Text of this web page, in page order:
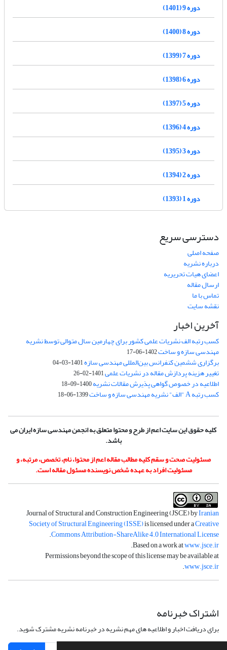
دوره 9 (1401)
دوره 8 (1400)
دوره 7 (1399)
دوره 6 (1398)
دوره 5 (1397)
دوره 4 (1396)
دوره 3 (1395)
دوره 2 (1394)
دوره 1 (1393)
دسترسی سریع
صفحه اصلی
درباره نشریه
اعضای هیات تحریریه
ارسال مقاله
تماس با ما
نقشه سایت
آخرین اخبار
کسب رتبه الف نشریات علمی کشور برای چهارمین سال متوالی توسط نشریه
مهندسی سازه و ساخت1402-06-17
برگزاری ششمین کنفرانس بین‌المللی مهندسی سازه1401-03-04
تغییر هزینه پردازش مقاله در نشریات علمی1401-02-26
اطلاعیه در خصوص گواهی پذیرش مقالات نشریه1400-09-18
کسب رتبه A "الف" نشریه مهندسی سازه و ساخت 1399-06-18
کلیه حقوق این سایت اعم از طرح و محتوا متعلق به انجمن مهندسی سازه ایران می
باشد.
مسئولیت صحت و سقم کلیه مطالب مقاله اعم از محتوا، نام، تخصص، مرتبه، و
مسئولیت افراد به عهده شخص نویسنده مسئول مقاله است.
Journal of Structural and Construction Engineering (JSCE) byIranian
Society of Structural Engineering (ISSE)is licensed under aCreative
Commons Attribution-ShareAlike 4.0 International License
.
Based on a work atwww.jsce.ir
.
Permissions beyond the scope of this license may be available at
www.jsce.ir
.
اشتراک خبرنامه
برای دریافت اخبار و اطلاعیه های مهم نشریه در خبرنامه نشریه مشترک شوید.